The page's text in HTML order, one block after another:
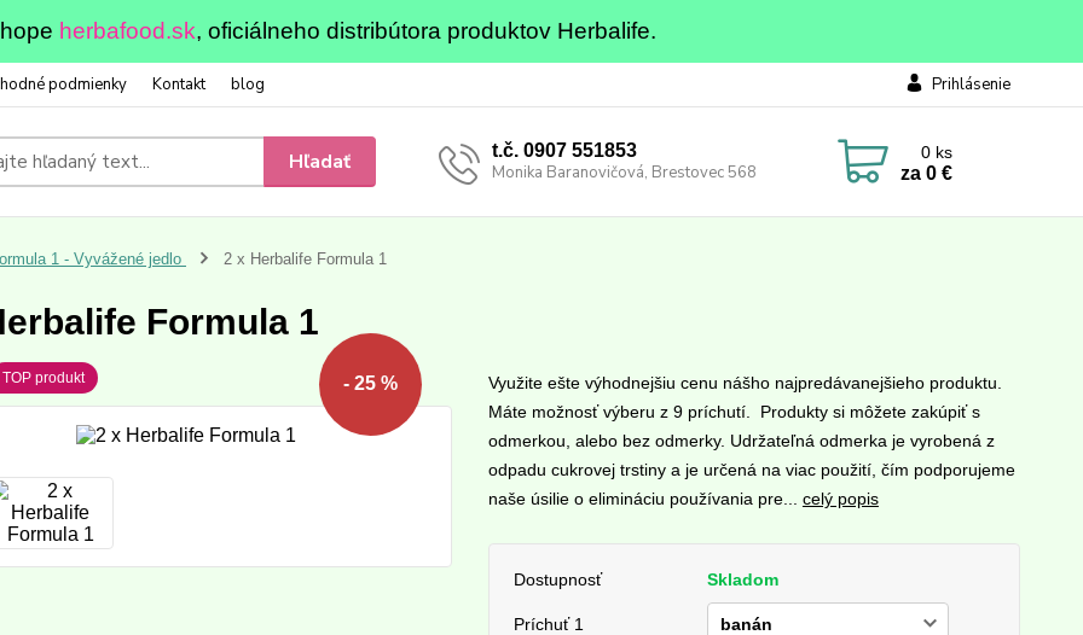
herbafood.sk, oficiálneho distribútora produktov Herbalife.
podmienky Kontakt blog Prihlásenie
Hľadať t.č. 0907 551853
Monika Baranovičová, Brestovec 568
0 ks
za 0 €
1 - Vyvážené jedlo 2 x Herbalife Formula 1
Formula 1
TOP produkt - 25 %
Využite ešte výhodnejšiu cenu nášho najpredávanejšieho produktu.
Máte možnosť výberu z 9 príchutí. Produkty si môžete zakúpiť s
odmerkou, alebo bez odmerky. Udržateľná odmerka je vyrobená z
odpadu cukrovej trstiny a je určená na viac použití, čím podporujeme
naše úsilie o elimináciu používania pre... celý popis
Dostupnosť Skladom
Príchuť 1